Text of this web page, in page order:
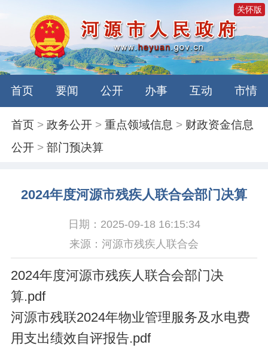
关怀版
首页 要闻 公开 办事 互动 市情
首页 >政务公开 >重点领域信息 > 财政资金信息
公开 >部门预决算
2024年度河源市残疾人联合会部门决算
日期：2025-09-18 16:15:34
来源：河源市残疾人联合会
2024年度河源市残疾人联合会部门决
算.pdf
河源市残联2024年物业管理服务及水电费
用支出绩效自评报告.pdf